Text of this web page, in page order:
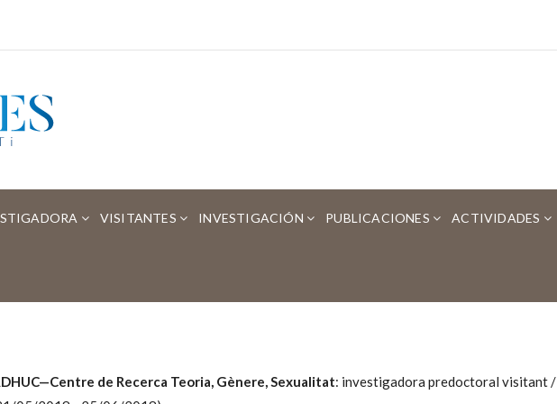
VISITANTES INVESTIGACIÓN PUBLICACIONES ACTIVIDADES
de Recerca Teoria, Gènere, Sexualitat: investigadora predoctoral visitant /